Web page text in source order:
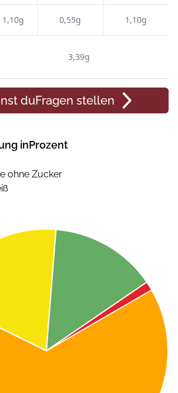
1,10g 0,55g 1,10g
3,39g
duFragen stellen
inProzent
ohne Zucker